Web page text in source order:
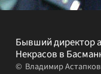
Бывший директор
Некрасов в
Владимир